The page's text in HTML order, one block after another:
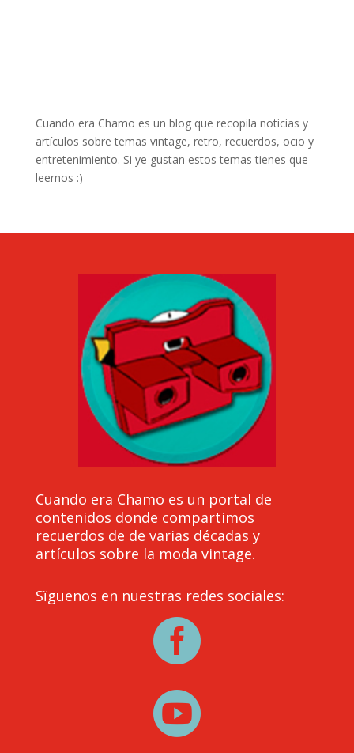
Cuando era Chamo es un blog que recopila noticias y
artículos sobre temas vintage, retro, recuerdos, ocio y
entretenimiento. Si ye gustan estos temas tienes que
leernos :)
Cuando era Chamo es un portal de
contenidos donde compartimos
recuerdos de de varias décadas y
artículos sobre la moda vintage.
Sïguenos en nuestras redes sociales:

